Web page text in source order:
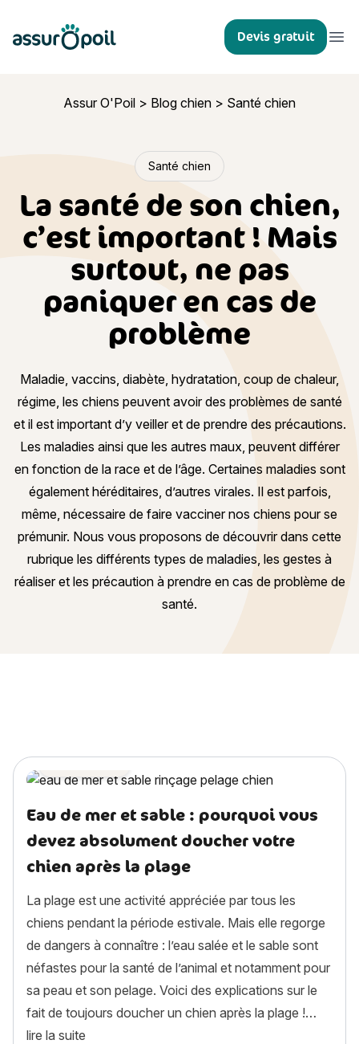
Assur O'Poil Devis gratuit
Assur O'Poil > Blog chien > Santé chien
Santé chien
La santé de son chien,
c’est important ! Mais
surtout, ne pas
paniquer en cas de
problème
Maladie, vaccins, diabète, hydratation, coup de chaleur,
régime, les chiens peuvent avoir des problèmes de santé
et il est important d’y veiller et de prendre des précautions.
Les maladies ainsi que les autres maux, peuvent différer
en fonction de la race et de l’âge. Certaines maladies sont
également héréditaires, d’autres virales. Il est parfois,
même, nécessaire de faire vacciner nos chiens pour se
prémunir. Nous vous proposons de découvrir dans cette
rubrique les différents types de maladies, les gestes à
réaliser et les précaution à prendre en cas de problème de
santé.
Eau de mer et sable : pourquoi vous
devez absolument doucher votre
chien après la plage
La plage est une activité appréciée par tous les
chiens pendant la période estivale. Mais elle regorge
de dangers à connaître : l’eau salée et le sable sont
néfastes pour la santé de l’animal et notamment pour
sa peau et son pelage. Voici des explications sur le
fait de toujours doucher un chien après la plage !…
lire la suite